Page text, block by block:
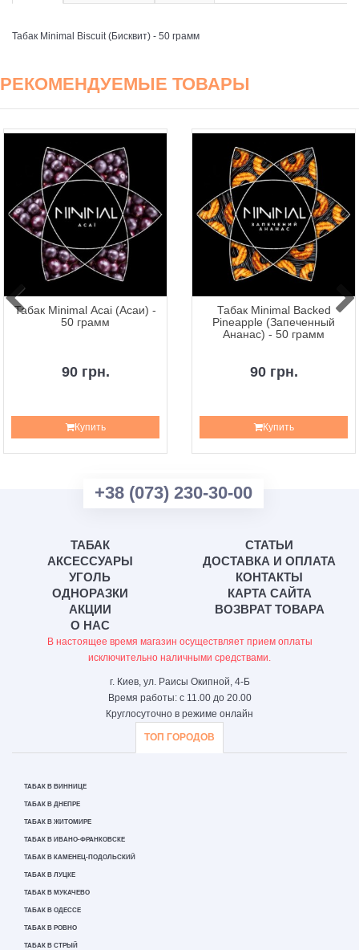
Табак Minimal Biscuit (Бисквит) - 50 грамм
РЕКОМЕНДУЕМЫЕ ТОВАРЫ
Табак Minimal Acai (Асаи) -
50 грамм
90 грн.
Купить
Табак Minimal Backed
Pineapple (Запеченный
Ананас) - 50 грамм
90 грн.
Купить
+38 (073) 230-30-00
ТАБАК
АКСЕССУАРЫ
УГОЛЬ
ОДНОРАЗКИ
АКЦИИ
О НАС
СТАТЬИ
ДОСТАВКА И ОПЛАТА
КОНТАКТЫ
КАРТА САЙТА
ВОЗВРАТ ТОВАРА
В настоящее время магазин осуществляет прием оплаты
исключительно наличными средствами.
г. Киев, ул. Раисы Окипной, 4-Б
Время работы: с 11.00 до 20.00
Круглосуточно в режиме онлайн
ТОП ГОРОДОВ
ТАБАК В ВИННИЦЕ
ТАБАК В ДНЕПРЕ
ТАБАК В ЖИТОМИРЕ
ТАБАК В ИВАНО-ФРАНКОВСКЕ
ТАБАК В КАМЕНЕЦ-ПОДОЛЬСКИЙ
ТАБАК В ЛУЦКЕ
ТАБАК В МУКАЧЕВО
ТАБАК В ОДЕССЕ
ТАБАК В РОВНО
ТАБАК В СТРЫЙ